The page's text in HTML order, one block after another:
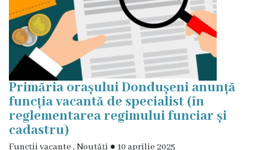
Primăria orașului Dondușeni anunță
funcția vacantă de specialist (în
reglementarea regimului funciar și
cadastru)
Funcții vacante , Noutăți ● 10 aprilie 2025